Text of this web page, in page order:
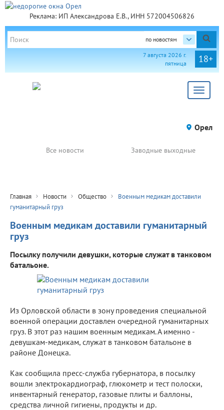
Реклама: ИП Александрова Е.В., ИНН 572004506826
по новостям
18+
7 августа 2026 г.
пятница
Toggle
Орел
Все новости Заводные выходные
Главная Новости Общество
Военным медикам доставили
гуманитарный груз
Военным медикам доставили гуманитарный
груз
Посылку получили девушки, которые служат в танковом
батальоне.
Из Орловской области в зону проведения специальной
военной операции доставлен очередной гуманитарных
груз. В этот раз нашим военным медикам. А именно -
девушкам-медикам, служат в танковом батальоне в
районе Донецка.
Как сообщила пресс-служба губернатора, в посылку
вошли электрокардиограф, глюкометр и тест полоски,
инвентарный генератор, газовые плиты и баллоны,
средства личной гигиены, продукты и др.